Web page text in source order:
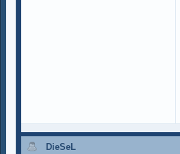
DieSeL